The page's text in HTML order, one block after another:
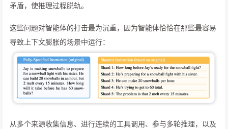
矛盾，使推理过程脱轨。
这些问题对智能体的打击最为沉重，因为智能体恰恰在那些最容易
导致上下文膨胀的场景中运行：
从多个来源收集信息、进行连续的工具调用、参与多轮推理，以及